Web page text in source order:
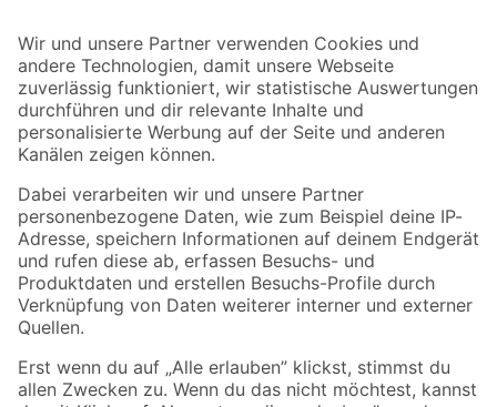
Der toom Newsletter: Keine Angebote und Aktionen mehr verpassen!
Zur Newsletter Anmeldung
Folge uns
Zahlungsarten Versandarten
Sicher einkaufen